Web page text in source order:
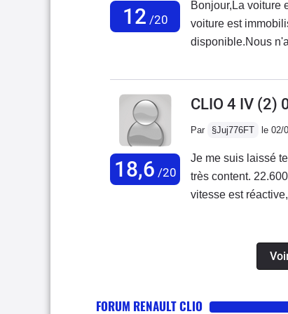
souci le prb a été
point !Sinon
12 /20
Bonjour,La voiture
voiture est
disponible.Nous
déconseille ce
18,6 /20
CLIO 4 IV (2)
Par §Juj776FT le 02/
Je me suis laissé
très content.
vitesse est
de recul, et
à dire, elle est
quand on met le
FORUM RENAULT CLIO